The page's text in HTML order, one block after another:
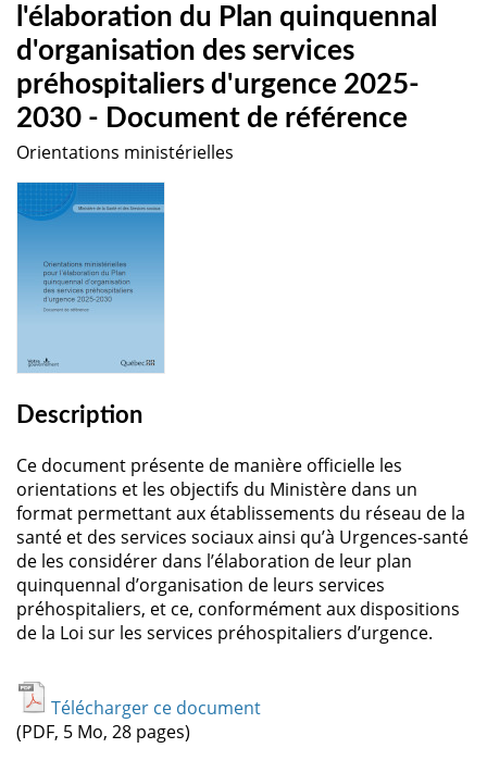
l'élaboration du Plan quinquennal
d'organisation des services
préhospitaliers d'urgence 2025-
2030 - Document de référence
Orientations ministérielles
Description
Ce document présente de manière officielle les
orientations et les objectifs du Ministère dans un
format permettant aux établissements du réseau de la
santé et des services sociaux ainsi qu’à Urgences-santé
de les considérer dans l’élaboration de leur plan
quinquennal d’organisation de leurs services
préhospitaliers, et ce, conformément aux dispositions
de la Loi sur les services préhospitaliers d’urgence.
Télécharger ce document
(PDF, 5 Mo, 28 pages)